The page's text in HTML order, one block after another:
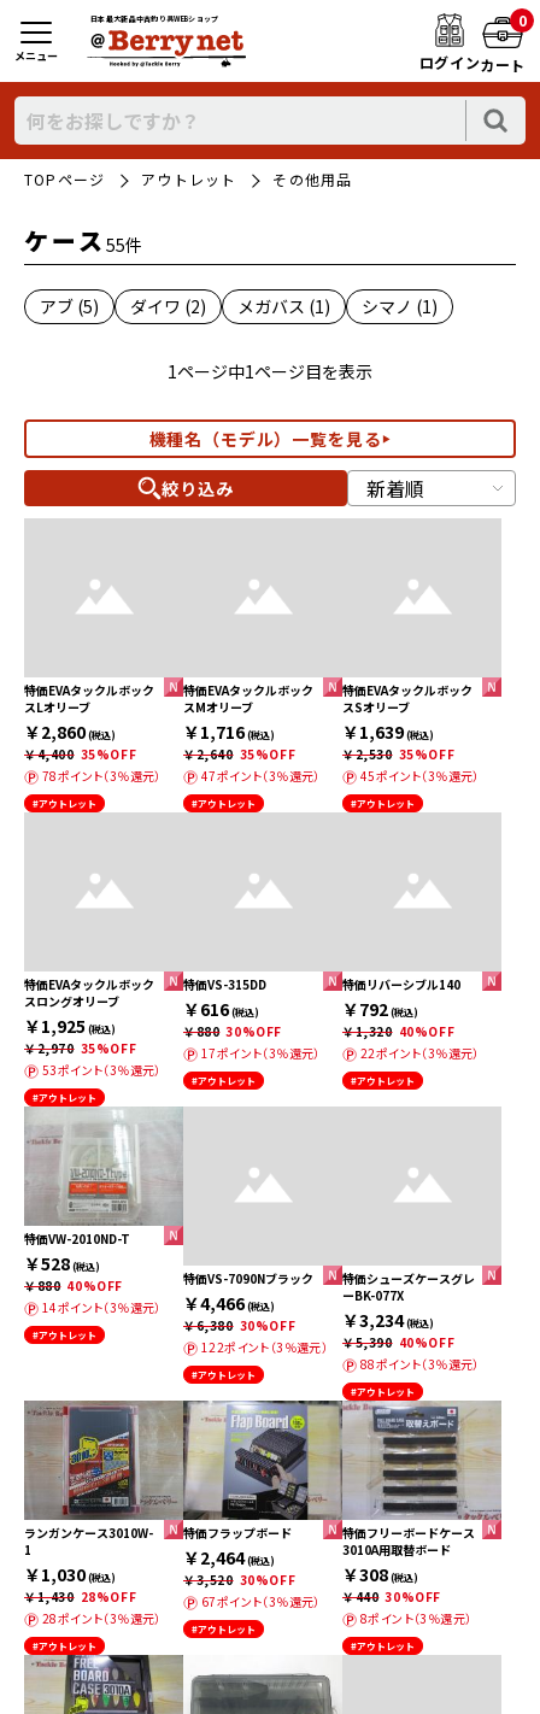
日本最大新品中古釣り具WEBショップ
ログイン
0
カート
メニュー
TOPページ アウトレット その他用品
ケース 55件
アブ (5) ダイワ (2) メガバス (1) シマノ (1)
1ページ中1ページ目を表示
機種名（モデル）一覧を見る
絞り込み
特価EVAタックルボック
スLオリーブ
￥2,860(税込)
￥4,400 35%OFF
78ポイント（3％還元）
#アウトレット
特価EVAタックルボック
スMオリーブ
￥1,716(税込)
￥2,640 35%OFF
47ポイント（3％還元）
#アウトレット
特価EVAタックルボック
スSオリーブ
￥1,639(税込)
￥2,530 35%OFF
45ポイント（3％還元）
#アウトレット
特価EVAタックルボック
スロングオリーブ
￥1,925 (税込)
￥2,970 35%OFF
53ポイント（3％還元）
#アウトレット
特価VS-315DD
￥616(税込)
￥880 30%OFF
17ポイント（3％還元）
#アウトレット
特価リバーシブル140
￥792(税込)
￥1,320 40%OFF
22ポイント（3％還元）
#アウトレット
特価VW-2010ND-T
￥528(税込)
￥880 40%OFF
14ポイント（3％還元）
#アウトレット
特価VS-7090Nブラック
￥4,466(税込)
￥6,380 30%OFF
122ポイント（3％還元）
#アウトレット
特価シューズケースグレ
ーBK-077X
￥3,234(税込)
￥5,390 40%OFF
88ポイント（3％還元）
#アウトレット
ランガンケース3010W-
1
￥1,030(税込)
￥1,430 28%OFF
28ポイント（3％還元）
#アウトレット
特価フラップボード
￥2,464(税込)
￥3,520 30%OFF
67ポイント（3％還元）
#アウトレット
特価フリーボードケース
3010A用取替ボード
￥308(税込)
￥440 30%OFF
8ポイント（3％還元）
#アウトレット